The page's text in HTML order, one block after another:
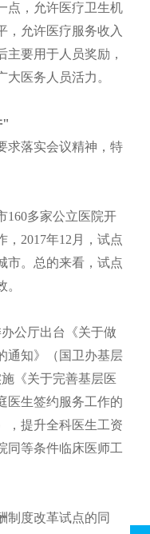
点，允许医疗卫生机
，允许医疗服务收入
要用于人员奖励，
医务人员活力。
"
求落实会议精神，特
160多家公立医院开
， 2017年12 月，试点
市。总的来看，试点
公厅出台《关于做
通知》（国卫办基层
《关于完善基层医
医生签约服务工作的
，提升全科医生工资
同等条件临床医师工
制度改革试点的同